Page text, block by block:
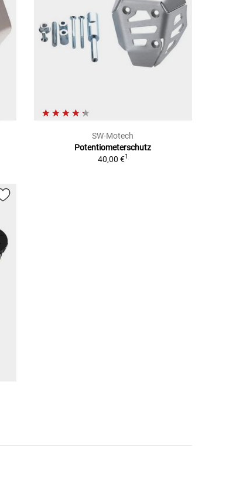
SW-Motech
Potentiometerschutz
40,00 €1